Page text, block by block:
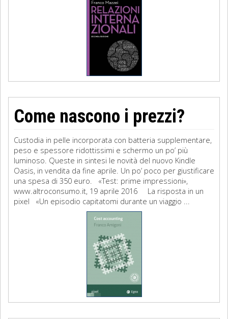
Come nascono i prezzi?
Custodia in pelle incorporata con batteria supplementare,
peso e spessore ridottissimi e schermo un po’ più
luminoso. Queste in sintesi le novità del nuovo Kindle
Oasis, in vendita da fine aprile. Un po’ poco per giustificare
una spesa di 350 euro. «Test: prime impressioni»,
www.altroconsumo.it, 19 aprile 2016 La risposta in un
pixel «Un episodio capitatomi durante un viaggio ...